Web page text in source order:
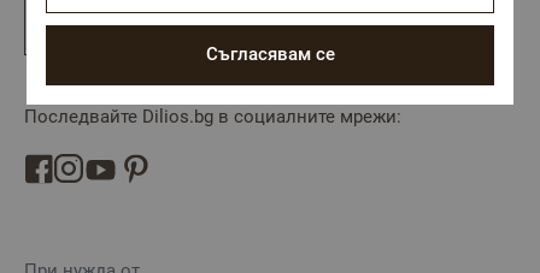
Абониране
Последвайте Dilios.bg в социалните мрежи:
Съгласявам се